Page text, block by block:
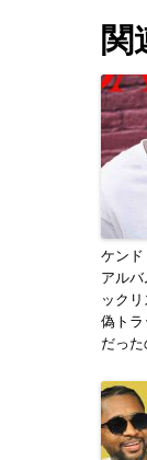
関
ケン
アル
ック
偽ト
だった